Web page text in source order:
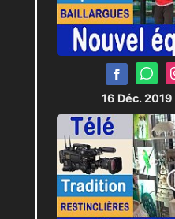
16 Déc. 2019